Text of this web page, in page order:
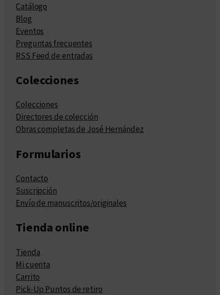
Catálogo
Blog
Eventos
Preguntas frecuentes
RSS Feed de entradas
Colecciones
Colecciones
Directores de colección
Obras completas de José Hernández
Formularios
Contacto
Suscripción
Envío de manuscritos/originales
Tienda online
Tienda
Mi cuenta
Carrito
Pick-Up Puntos de retiro